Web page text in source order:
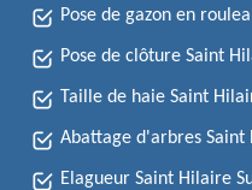
Pose de gazon en
Pose de clôture Saint
Taille de haie Saint
Abattage d'arbres Saint
Elagueur Saint Hilaire